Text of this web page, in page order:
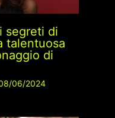
segreti di
talentuosa
di
06/2024